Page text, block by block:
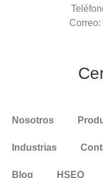
Correo:
Nosotros
Industrias
Blog HSEQ